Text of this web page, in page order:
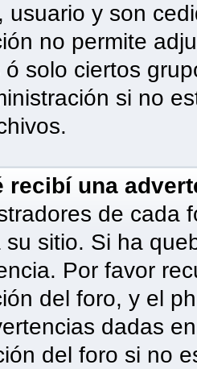
usuario y son
no permite
ó solo ciertos
si no
recibí una
de cada
su sitio. Si ha
Por favor
del foro, y el
dadas
del foro si no